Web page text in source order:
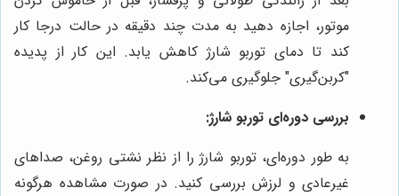
موتور، اجازه دهید به مدت چند دقیقه در حالت درجا کار
کند تا دمای توربو شارژ کاهش یابد. این کار از پدیده
"کربن‌گیری" جلوگیری می‌کند.
بررسی دوره‌ای توربو شارژ:
به طور دوره‌ای، توربو شارژ را از نظر نشتی روغن، صداهای
غیرعادی و لرزش بررسی کنید. در صورت مشاهده هرگونه